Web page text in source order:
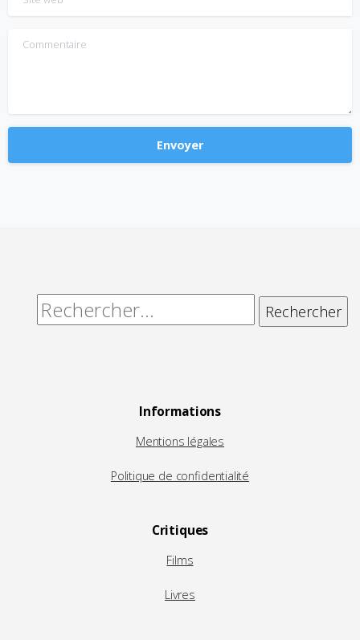
Commentaire
Rechercher :
Informations
Mentions légales
Politique de confidentialité
Critiques
Films
Livres